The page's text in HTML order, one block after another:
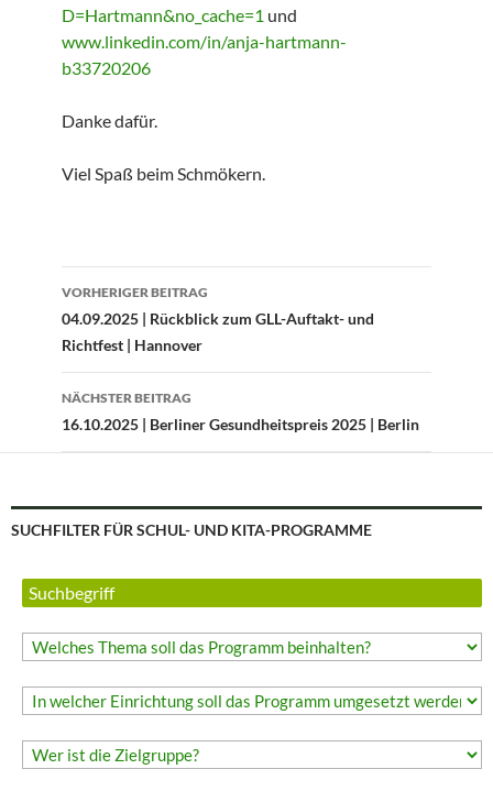
D=Hartmann&no_cache=1 und
www.linkedin.com/in/anja-hartmann-
b33720206
Danke dafür.
Viel Spaß beim Schmökern.
Beitragsnavigation
VORHERIGER BEITRAG
04.09.2025 | Rückblick zum GLL-Auftakt- und
Richtfest | Hannover
NÄCHSTER BEITRAG
16.10.2025 | Berliner Gesundheitspreis 2025 | Berlin
SUCHFILTER FÜR SCHUL- UND KITA-PROGRAMME